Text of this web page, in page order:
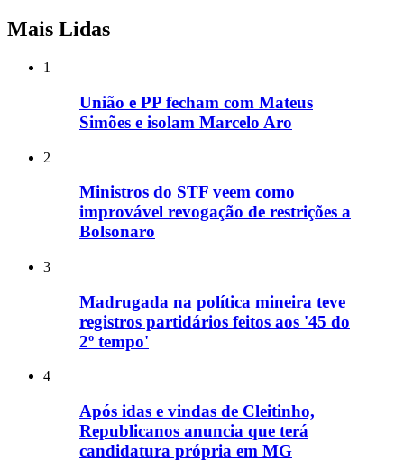
Mais Lidas
1
União e PP fecham com Mateus
Simões e isolam Marcelo Aro
2
Ministros do STF veem como
improvável revogação de restrições a
Bolsonaro
3
Madrugada na política mineira teve
registros partidários feitos aos '45 do
2º tempo'
4
Após idas e vindas de Cleitinho,
Republicanos anuncia que terá
candidatura própria em MG